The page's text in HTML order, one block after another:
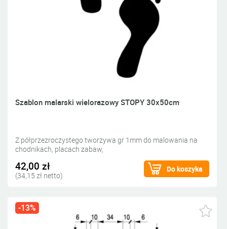
Szablon malarski wielorazowy STOPY 30x50cm
Z półprzezroczystego tworzywa gr 1mm do malowania na
chodnikach, placach zabaw,
42,00 zł
(34,15 zł netto)
Do koszyka
-13%